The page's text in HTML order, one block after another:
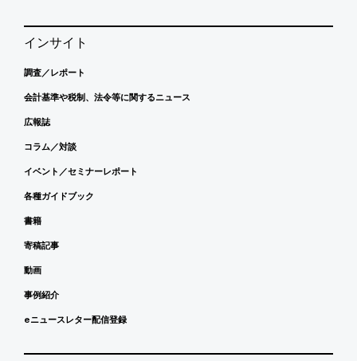
インサイト
調査／レポート
会計基準や税制、法令等に関するニュース
広報誌
コラム／対談
イベント／セミナーレポート
各種ガイドブック
書籍
寄稿記事
動画
事例紹介
eニュースレター配信登録